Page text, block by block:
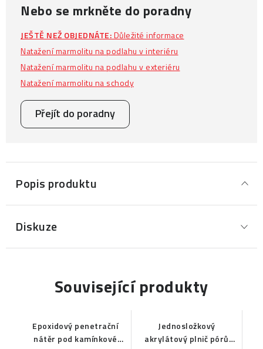
Nebo se mrkněte do poradny
JEŠTĚ NEŽ OBJEDNÁTE:Důležité informace
Natažení marmolitu na podlahu v interiéru
Natažení marmolitu na podlahu v exteriéru
Natažení marmolitu na schody
Přejít do poradny
Popis produktu
Diskuze
Související produkty
Epoxidový penetrační
nátěr pod kamínkové
Jednosložkový
akrylátový plnič pórů